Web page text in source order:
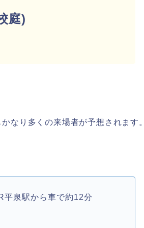
庭)
なり多くの来場者が予想されます。
平泉駅から車で約12分